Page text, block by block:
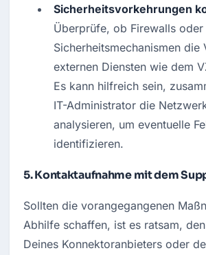
Sicherheitsvorkehrungen
Überprüfe, ob Firewalls oder
Sicherheitsmechanismen die
externen Diensten wie dem
Es kann hilfreich sein,
IT-Administrator die
analysieren, um eventuelle
identifizieren.
5.Kontaktaufnahme mit dem
Sollten die vorangegangenen
Abhilfe schaffen, ist es ratsam,
Deines Konnektoranbieters oder